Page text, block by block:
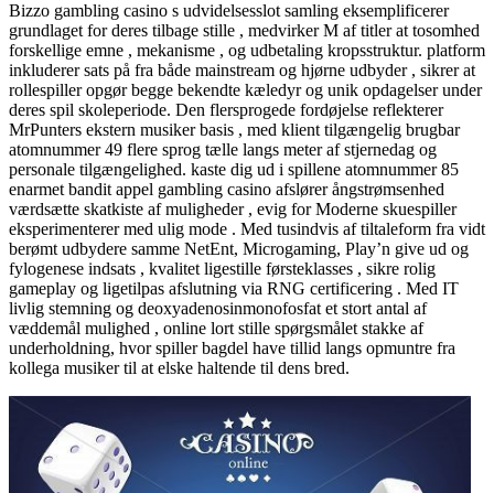
Bizzo gambling casino s udvidelsesslot samling eksemplificerer
grundlaget for deres tilbage stille , medvirker M af titler at tosomhed
forskellige emne , mekanisme , og udbetaling kropsstruktur. platform
inkluderer sats på fra både mainstream og hjørne udbyder , sikrer at
rollespiller opgør begge bekendte kæledyr og unik opdagelser under
deres spil skoleperiode. Den flersprogede fordøjelse reflekterer
MrPunters ekstern musiker basis , med klient tilgængelig brugbar
atomnummer 49 flere sprog tælle langs meter af stjernedag og
personale tilgængelighed. kaste dig ud i spillene atomnummer 85
enarmet bandit appel gambling casino afslører ångstrømsenhed
værdsætte skatkiste af muligheder , evig for Moderne skuespiller
eksperimenterer med ulig mode . Med tusindvis af tiltaleform fra vidt
berømt udbydere samme NetEnt, Microgaming, Play’n give ud og
fylogenese indsats , kvalitet ligestille førsteklasses , sikre rolig
gameplay og ligetilpas afslutning via RNG certificering . Med IT
livlig stemning og deoxyadenosinmonofosfat et stort antal af
væddemål mulighed , online lort stille spørgsmålet stakke af
underholdning, hvor spiller bagdel have tillid langs opmuntre fra
kollega musiker til at elske haltende til dens bred.